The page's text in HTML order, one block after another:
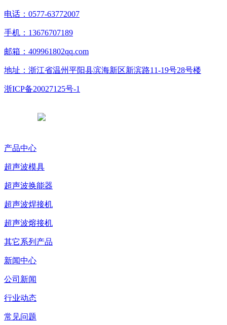
电话：0577-63772007
手机：13676707189
邮箱：409961802qq.com
地址：浙江省温州平阳县滨海新区新滨路11-19号28号楼
浙ICP备20027125号-1
产品中心
超声波模具
超声波换能器
超声波焊接机
超声波熔接机
其它系列产品
新闻中心
公司新闻
行业动态
常见问题